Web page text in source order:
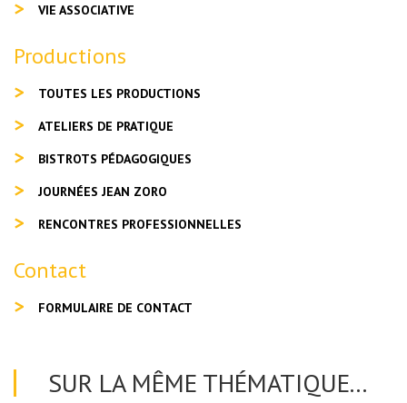
VIE ASSOCIATIVE
Productions
TOUTES LES PRODUCTIONS
ATELIERS DE PRATIQUE
BISTROTS PÉDAGOGIQUES
JOURNÉES JEAN ZORO
RENCONTRES PROFESSIONNELLES
Contact
FORMULAIRE DE CONTACT
SUR LA MÊME THÉMATIQUE...